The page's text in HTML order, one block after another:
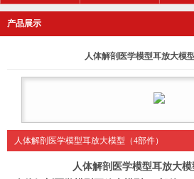
产品展示
人体解剖医学模型耳放大模型
人体解剖医学模型耳放大模型（4部件）
人体解剖医学模型耳放大模